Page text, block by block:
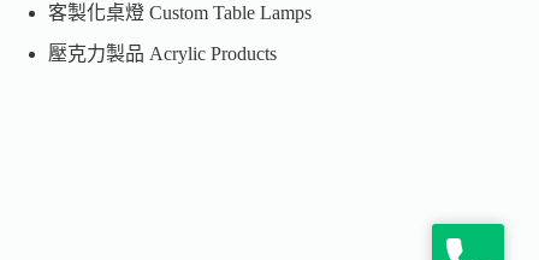
客製化桌燈 Custom Table Lamps
壓克力製品 Acrylic Products